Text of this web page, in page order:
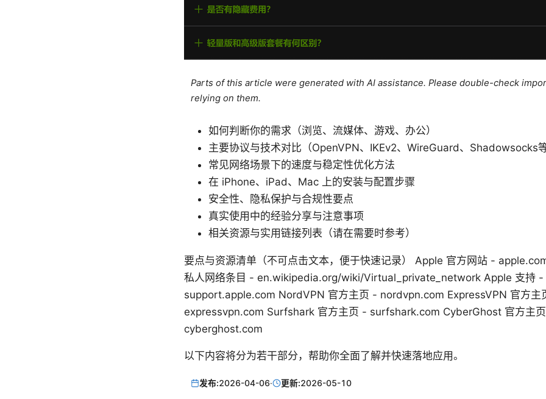
Parts of this article were generated with AI assistance. Please double-check
relying on them.
如何判断你的需求（浏览、流媒体、游戏、办公）
主要协议与技术对比（OpenVPN、IKEv2、WireGuard、Shadowsocks等
常见网络场景下的速度与稳定性优化方法
在 iPhone、iPad、Mac 上的安装与配置步骤
安全性、隐私保护与合规性要点
真实使用中的经验分享与注意事项
相关资源与实用链接列表（请在需要时参考）
要点与资源清单（不可点击文本，便于快速记录） Apple 官方网站 -
私人网络条目 - en.wikipedia.org/wiki/Virtual_private_network Apple 支持 -
support.apple.com NordVPN 官方主页 - nordvpn.com ExpressVPN 官方主
expressvpn.com Surfshark 官方主页 - surfshark.com CyberGhost 官方主
cyberghost.com
以下内容将分为若干部分，帮助你全面了解并快速落地应用。
发布:2026-04-06· 更新:2026-05-10